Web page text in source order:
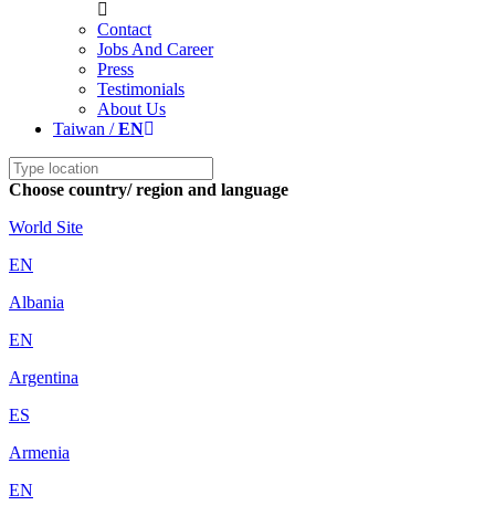
Contact
Jobs And Career
Press
Testimonials
About Us
Taiwan /EN
Choose country/ region and language
World Site
EN
Albania
EN
Argentina
ES
Armenia
EN